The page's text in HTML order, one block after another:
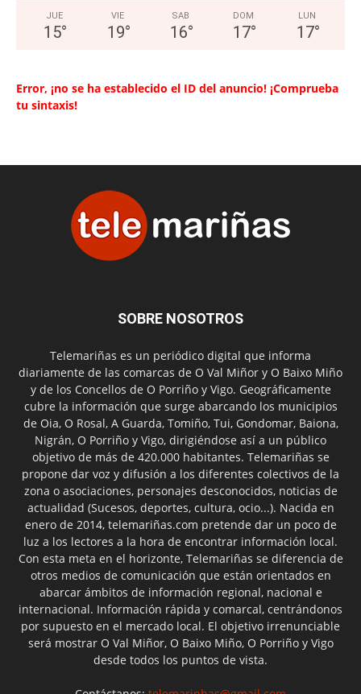
JUE
15°
VIE
19°
SAB
16°
DOM
17°
LUN
17°
Error, ¡no se ha establecido el ID del anuncio! ¡Comprueba
tu sintaxis!
SOBRE NOSOTROS
Telemariñas es un periódico digital que informa
diariamente de las comarcas de O Val Miñor y O Baixo Miño
y de los Concellos de O Porriño y Vigo. Geográficamente
cubre la información que surge abarcando los municipios
de Oia, O Rosal, A Guarda, Tomiño, Tui, Gondomar, Baiona,
Nigrán, O Porriño y Vigo, dirigiéndose así a un público
objetivo de más de 420.000 habitantes. Telemariñas se
propone dar voz y difusión a los diferentes colectivos de la
zona o asociaciones, personajes desconocidos, noticias de
actualidad (Sucesos, deportes, cultura, ocio...). Nacida en
enero de 2014, telemariñas.com pretende dar un poco de
luz a los lectores a la hora de encontrar información local.
Con esta meta en el horizonte, Telemariñas se diferencia de
otros medios de comunicación que están orientados en
abarcar ámbitos de información regional, nacional e
internacional. Información rápida y comarcal, centrándonos
por supuesto en el mercado local. El objetivo irrenunciable
será mostrar O Val Miñor, O Baixo Miño, O Porriño y Vigo
desde todos los puntos de vista.